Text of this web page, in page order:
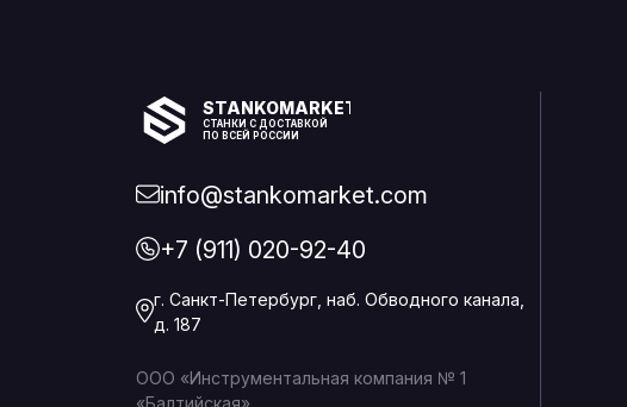
STANKOMARKET
СТАНКИ С ДОСТАВКОЙ
ПО ВСЕЙ РОССИИ
info@stankomarket.com
+7 (911) 020-92-40
г. Санкт-Петербург, наб. Обводного канала,
д. 187
ООО «Инструментальная компания № 1
«Балтийская»